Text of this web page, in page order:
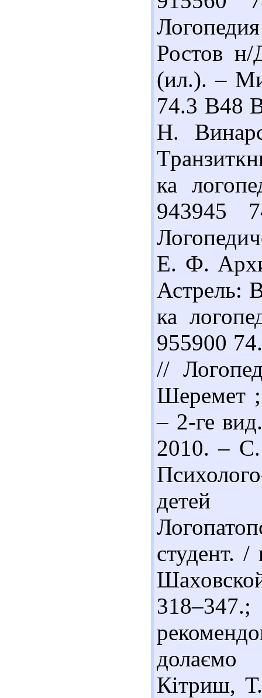
Ростов
(ил.). –
74.3 В48
Н.
ка
943945
Е. Ф.
Астрель:
ка
955900
//
Шеремет ;
– 2-ге
2010. –
студент.
Кітриш,